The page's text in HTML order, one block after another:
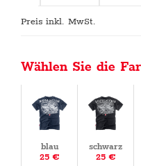
Preis inkl. MwSt.
Wählen Sie die
blau
25 €
schwarz
25 €